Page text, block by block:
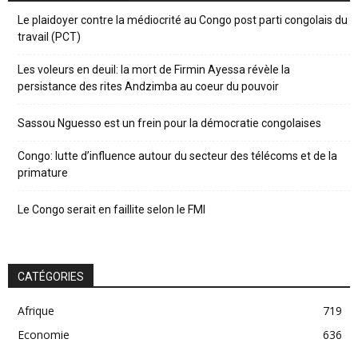
Le plaidoyer contre la médiocrité au Congo post parti congolais du
travail (PCT)
Les voleurs en deuil: la mort de Firmin Ayessa révèle la
persistance des rites Andzimba au coeur du pouvoir
Sassou Nguesso est un frein pour la démocratie congolaises
Congo: lutte d’influence autour du secteur des télécoms et de la
primature
Le Congo serait en faillite selon le FMI
CATÉGORIES
Afrique
719
Economie
636